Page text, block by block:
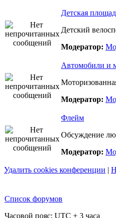
Детская
Детский
Модератор:
Автомобили и
Модератор:
Флейм
Обсуждение
Модератор:
Удалить cookies конференции |
Список форумов
Часовой пояс: UTC + 3 часа